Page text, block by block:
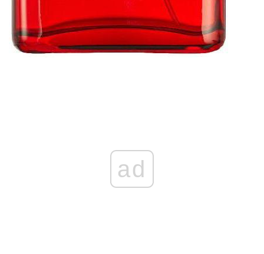
ad